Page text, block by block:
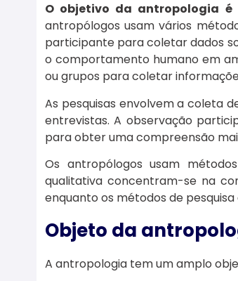
O objetivo da antropologia é
antropólogos usam vários
participante para coletar dados
o comportamento humano em
ou grupos para coletar
As pesquisas envolvem a coleta
entrevistas. A observação
para obter uma compreensão
Os antropólogos usam
qualitativa concentram-se na
enquanto os métodos de
Objeto da
A antropologia tem um amplo